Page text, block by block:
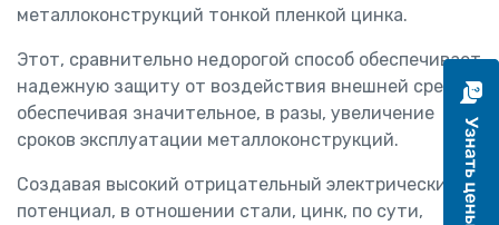
металлоконструкций тонкой пленкой цинка.
Этот, сравнительно недорогой способ обеспечивает
надежную защиту от воздействия внешней среды,
обеспечивая значительное, в разы, увеличение
сроков эксплуатации металлоконструкций.
Создавая высокий отрицательный электрический
потенциал, в отношении стали, цинк, по сути,